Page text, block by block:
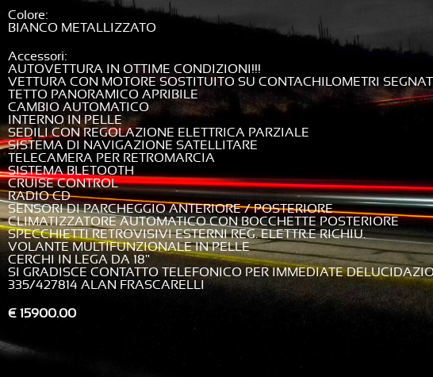
Colore
BIANCO METALLIZZATO
Accessori
AUTOVETTURA IN OTTIME CONDIZIONI!!!
VETTURA CON MOTORE SOSTITUITO SU CONTACHILOMETRI
TETTO PANORAMICO APRIBILE
CAMBIO AUTOMATICO
INTERNO IN PELLE
SEDILI CON REGOLAZIONE ELETTRICA PARZIALE
SISTEMA DI NAVIGAZIONE SATELLITARE
TELECAMERA PER RETROMARCIA
SISTEMA BLETOOTH
CRUISE CONTROL
RADIO CD
SENSORI DI PARCHEGGIO ANTERIORE / POSTERIORE
CLIMATIZZATORE AUTOMATICO CON BOCCHETTE POSTERIORE
SPECCHIETTI RETROVISIVI ESTERNI REG. ELETTR.E RICHIU.
VOLANTE MULTIFUNZIONALE IN PELLE
CERCHI IN LEGA DA 18"
SI GRADISCE CONTATTO TELEFONICO PER IMMEDIATE
335/427814 ALAN FRASCARELLI
€ 15900.00